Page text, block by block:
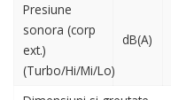
Presiune
sonora (corp
ext.)
(Turbo/Hi/Mi/Lo)
dB(A)